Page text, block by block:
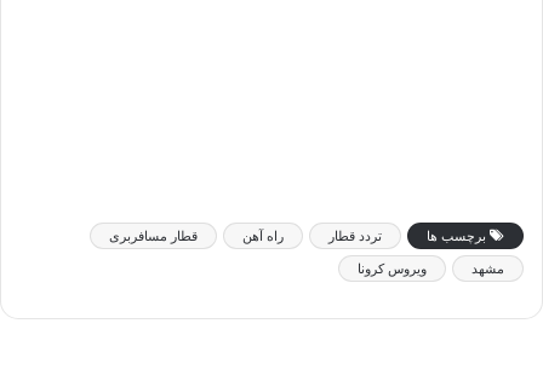
برچسب ها تردد قطار راه آهن قطار مسافربری
مشهد ویروس کرونا